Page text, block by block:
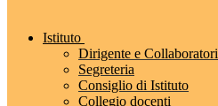
Istituto
Dirigente e Collaboratori
Segreteria
Consiglio di Istituto
Collegio docenti